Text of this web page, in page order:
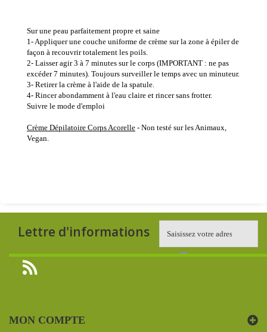
Sur une peau parfaitement propre et saine
1- Appliquer une couche uniforme de crème sur la zone à épiler de
façon à recouvrir totalement les poils.
2- Laisser agir 3 à 7 minutes sur le corps (IMPORTANT : ne pas
excéder 7 minutes). Toujours surveiller le temps avec un minuteur.
3- Retirer la crème à l'aide de la spatule.
4- Rincer abondamment à l'eau claire et rincer sans frotter.
Suivre le mode d'emploi
Crème Dépilatoire Corps Acorelle - Non testé sur les Animaux,
Vegan.
Lettre d'informations
MON COMPTE